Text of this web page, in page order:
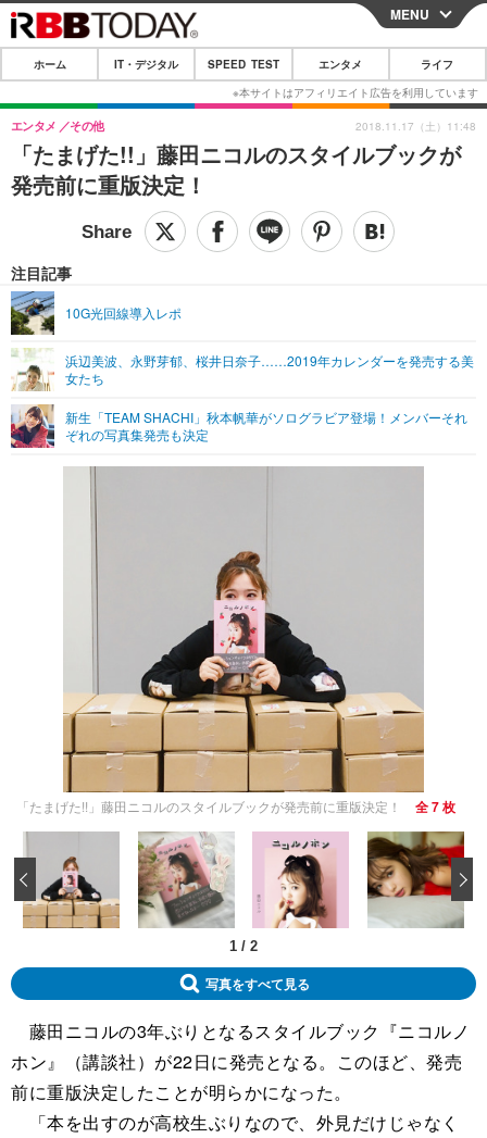
CLOSE
ホーム
IT・デジタル
IT・デジタルTOP スマートフォン
ショッピング その他
SPEED TEST
エンタメTOP 映画・ドラマ
グラビア
ショッピング その他
ライフTOP
その他
リリース一覧
プッシュ通知の停止方法
MENU
ホーム IT・デジタル SPEED TEST エンタメ ライフ
「たまげた!!」藤田ニコルのスタイルブックが
発売前に重版決定！
エンタメ その他
注目記事
10G光回線導入レポ
浜辺美波、永野芽郁、桜井日奈子……2019年カレンダーを発売する美
女たち
新生「TEAM SHACHI」秋本帆華がソログラビア登場！メンバーそれ
ぞれの写真集発売も決定
2018.11.17（土）11:48
「たまげた!!」藤田ニコルのスタイルブックが発売前に重版決定！ 全 7 枚
1 / 2
‹
写真をすべて見る
藤田ニコルの3年ぶりとなるスタイルブック『ニコルノ
ホン』（講談社）が22日に発売となる。このほど、発売
前に重版決定したことが明らかになった。
「本を出すのが高校生ぶりなので、外見だけじゃなく